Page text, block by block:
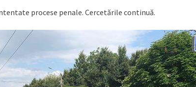
procese penale. Cercetările continuă.